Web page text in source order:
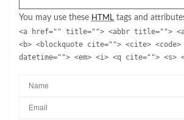
You may use these HTML tags and
<a href="" title=""> <abbr title="">
<b> <blockquote cite=""> <cite> <code>
datetime=""> <em> <i> <q cite=""> <s>